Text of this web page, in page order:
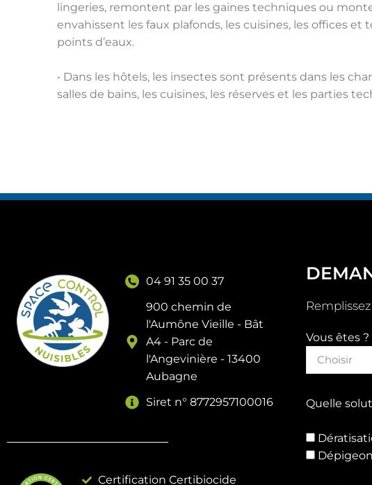
lingeries, remontent par les gaines techniques ou
envahissent les faux plafonds, les cuisines, les offices et
points d’eaux.
• Dans les hôtels, les insectes sont présents dans les
salles de bains, les cuisines, les réserves et les parties
04 91 35 00 37
900 chemin de
l'Aumône Vieille - Bât
A4 - Parc de
l'Angevinière - 13400
Aubagne
Siret n° 8772957100016
Certification Certibiocide
Vous êtes ?
Quelle